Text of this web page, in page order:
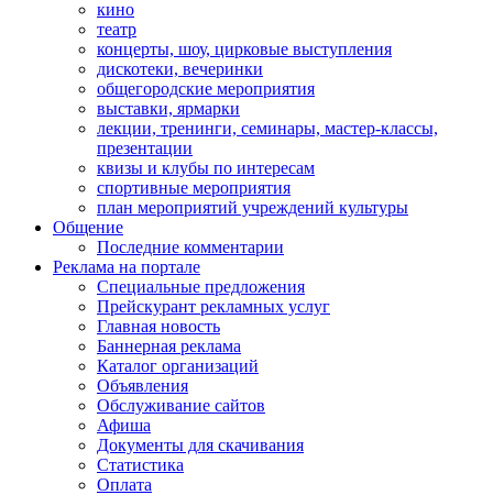
кино
театр
концерты, шоу, цирковые выступления
дискотеки, вечеринки
общегородские мероприятия
выставки, ярмарки
лекции, тренинги, семинары, мастер-классы,
презентации
квизы и клубы по интересам
спортивные мероприятия
план мероприятий учреждений культуры
Общение
Последние комментарии
Реклама на портале
Специальные предложения
Прейскурант рекламных услуг
Главная новость
Баннерная реклама
Каталог организаций
Объявления
Обслуживание сайтов
Афиша
Документы для скачивания
Статистика
Оплата